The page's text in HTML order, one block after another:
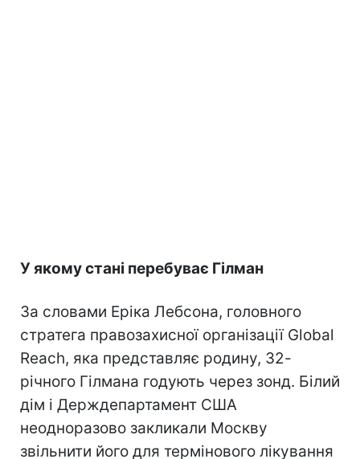
У якому стані перебуває Гілман
За словами Еріка Лебсона, головного
стратега правозахисної організації Global
Reach, яка представляє родину, 32-
річного Гілмана годують через зонд. Білий
дім і Держдепартамент США
неодноразово закликали Москву
звільнити його для термінового лікування